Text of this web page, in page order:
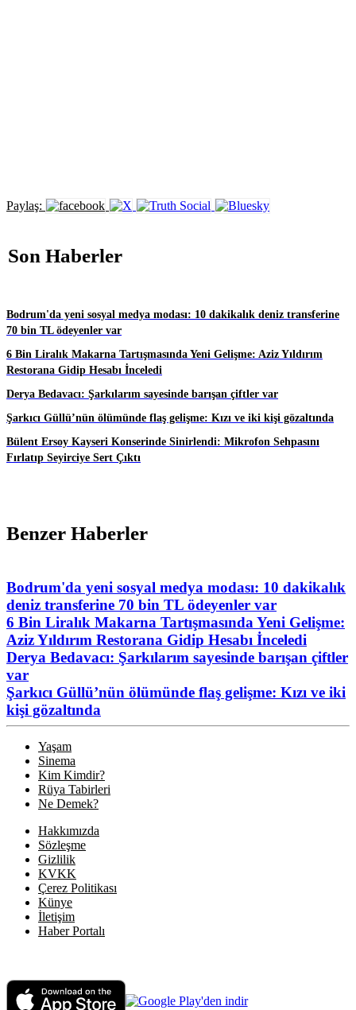
Paylaş:
Son Haberler
Bodrum'da yeni sosyal medya modası: 10 dakikalık deniz transferine
70 bin TL ödeyenler var
6 Bin Liralık Makarna Tartışmasında Yeni Gelişme: Aziz Yıldırım
Restorana Gidip Hesabı İnceledi
Derya Bedavacı: Şarkılarım sayesinde barışan çiftler var
Şarkıcı Güllü’nün ölümünde flaş gelişme: Kızı ve iki kişi gözaltında
Bülent Ersoy Kayseri Konserinde Sinirlendi: Mikrofon Sehpasını
Fırlatıp Seyirciye Sert Çıktı
Benzer Haberler
Bodrum'da yeni sosyal medya modası: 10 dakikalık
deniz transferine 70 bin TL ödeyenler var
6 Bin Liralık Makarna Tartışmasında Yeni Gelişme:
Aziz Yıldırım Restorana Gidip Hesabı İnceledi
Derya Bedavacı: Şarkılarım sayesinde barışan çiftler
var
Şarkıcı Güllü’nün ölümünde flaş gelişme: Kızı ve iki
kişi gözaltında
Yaşam
Sinema
Kim Kimdir?
Rüya Tabirleri
Ne Demek?
Hakkımızda
Sözleşme
Gizlilik
KVKK
Çerez Politikası
Künye
İletişim
Haber Portalı